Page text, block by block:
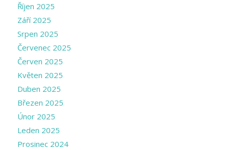
Říjen 2025
Září 2025
Srpen 2025
Červenec 2025
Červen 2025
Květen 2025
Duben 2025
Březen 2025
Únor 2025
Leden 2025
Prosinec 2024